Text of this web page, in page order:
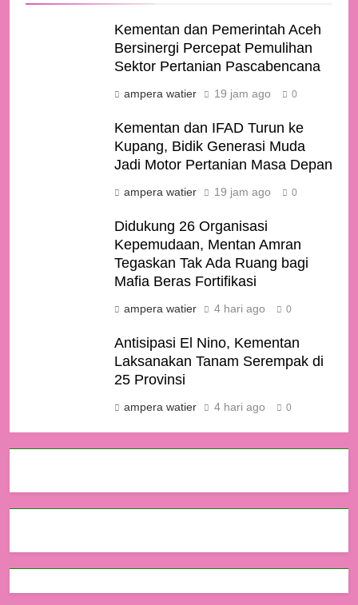
Kementan dan Pemerintah Aceh
Bersinergi Percepat Pemulihan
Sektor Pertanian Pascabencana
ampera watier 19 jam ago 0
Kementan dan IFAD Turun ke
Kupang, Bidik Generasi Muda
Jadi Motor Pertanian Masa Depan
ampera watier 19 jam ago 0
Didukung 26 Organisasi
Kepemudaan, Mentan Amran
Tegaskan Tak Ada Ruang bagi
Mafia Beras Fortifikasi
ampera watier 4 hari ago 0
Antisipasi El Nino, Kementan
Laksanakan Tanam Serempak di
25 Provinsi
ampera watier 4 hari ago 0